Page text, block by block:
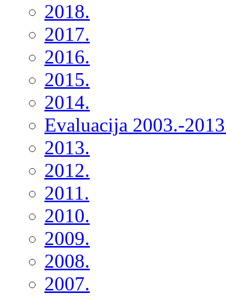
2018.
2017.
2016.
2015.
2014.
Evaluacija 2003.-
2013.
2012.
2011.
2010.
2009.
2008.
2007.